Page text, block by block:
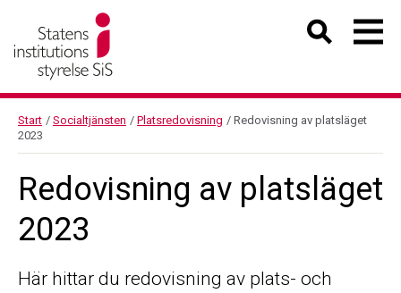
Start / Socialtjänsten / Platsredovisning / Redovisning av platsläget
2023
Redovisning av platsläget
2023
Här hittar du redovisning av plats- och